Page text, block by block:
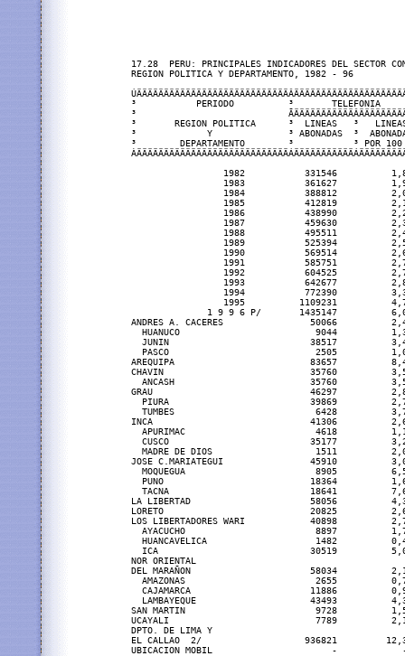
17.28  PERU: PRINCIPALES INDICADORES DEL SECTOR
REGION POLITICA Y DEPARTAMENTO, 1982 - 96
³           PERIODO          ³
³
³       REGION POLITICA      ³  LINEAS   ³
³             Y              ³ ABONADAS  ³  ABONADAS
³        DEPARTAMENTO        ³           ³ POR
1982           331546
1983           361627
1984           388812
1985           412819
1986           438990
1987           459630
1988           495511
1989           525394
1990           569514
1991           585751
1992           604525
1993           642677
1994           772390
1995          1109231
1 9 9 6 P/       1435147
ANDRES A. CACERES                50066
HUANUCO                         9044
JUNIN                          38517
PASCO                           2505
AREQUIPA                         83657
CHAVIN                           35760
ANCASH                         35760
GRAU                             46297
PIURA                          39869
TUMBES                          6428
INCA                             41306
APURIMAC                        4618
CUSCO                          35177
MADRE DE DIOS                   1511
JOSE C.MARIATEGUI                45910
MOQUEGUA                        8905
PUNO                           18364
TACNA                          18641
LA LIBERTAD                      58056
LORETO                           20825
LOS LIBERTADORES WARI            40898
AYACUCHO                        8897
HUANCAVELICA                    1482
ICA                            30519
NOR ORIENTAL
DEL MARAÑON                      58034
AMAZONAS                        2655
CAJAMARCA                      11886
LAMBAYEQUE                     43493
SAN MARTIN                        9728
UCAYALI                           7789
DPTO. DE LIMA Y
EL CALLAO  2/                   936821
UBICACION MOBIL                      -